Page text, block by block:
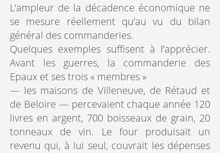
L’ampleur de la décadence économique ne
se mesure réellement qu’au vu du bilan
général des commanderies.
Quelques exemples suffisent à l’apprécier.
Avant les guerres, la commanderie des
Epaux et ses trois « membres »
— les maisons de Villeneuve, de Rétaud et
de Beloire — percevaient chaque année 120
livres en argent, 700 boisseaux de grain, 20
tonneaux de vin. Le four produisait un
revenu qui, à lui seul, couvrait les dépenses